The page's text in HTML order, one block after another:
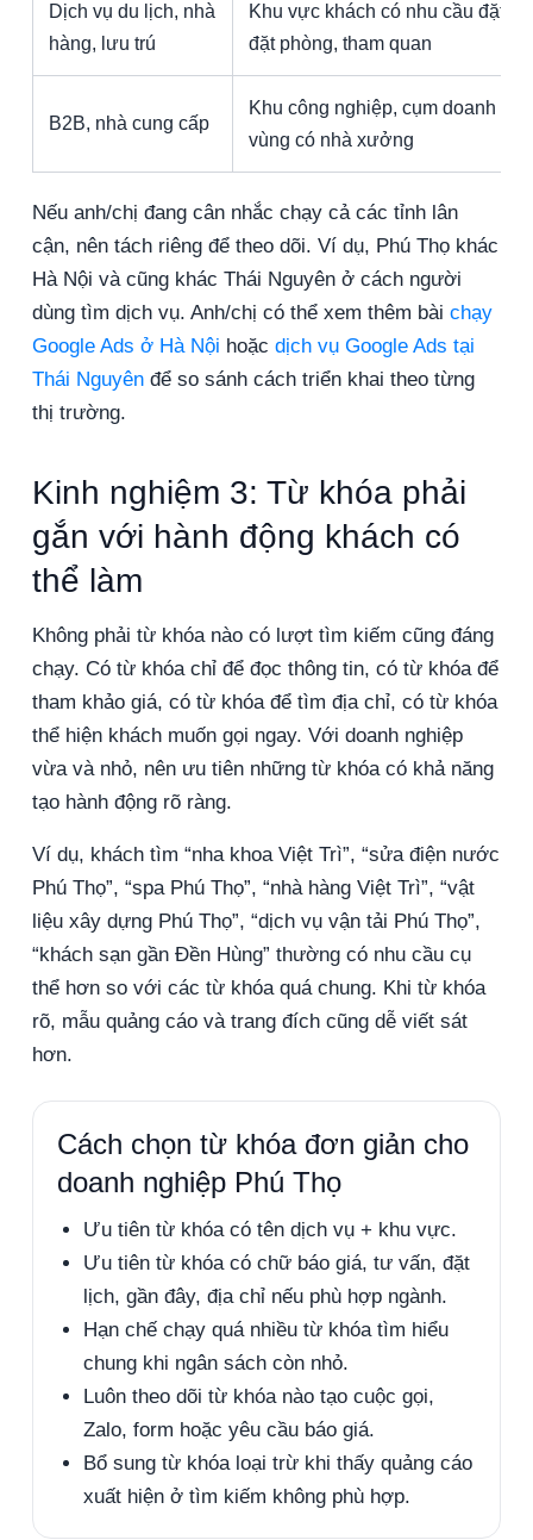
Dịch vụ du lịch, nhà
hàng, lưu trú
Khu vực khách có nhu cầu đặt
đặt phòng, tham quan
B2B, nhà cung cấp
Khu công nghiệp, cụm doanh
vùng có nhà xưởng
Nếu anh/chị đang cân nhắc chạy cả các tỉnh lân
cận, nên tách riêng để theo dõi. Ví dụ, Phú Thọ khác
Hà Nội và cũng khác Thái Nguyên ở cách người
dùng tìm dịch vụ. Anh/chị có thể xem thêm bài chạy
Google Ads ở Hà Nội hoặc dịch vụ Google Ads tại
Thái Nguyên để so sánh cách triển khai theo từng
thị trường.
Kinh nghiệm 3: Từ khóa phải
gắn với hành động khách có
thể làm
Không phải từ khóa nào có lượt tìm kiếm cũng đáng
chạy. Có từ khóa chỉ để đọc thông tin, có từ khóa để
tham khảo giá, có từ khóa để tìm địa chỉ, có từ khóa
thể hiện khách muốn gọi ngay. Với doanh nghiệp
vừa và nhỏ, nên ưu tiên những từ khóa có khả năng
tạo hành động rõ ràng.
Ví dụ, khách tìm “nha khoa Việt Trì”, “sửa điện nước
Phú Thọ”, “spa Phú Thọ”, “nhà hàng Việt Trì”, “vật
liệu xây dựng Phú Thọ”, “dịch vụ vận tải Phú Thọ”,
“khách sạn gần Đền Hùng” thường có nhu cầu cụ
thể hơn so với các từ khóa quá chung. Khi từ khóa
rõ, mẫu quảng cáo và trang đích cũng dễ viết sát
hơn.
Cách chọn từ khóa đơn giản cho
doanh nghiệp Phú Thọ
Ưu tiên từ khóa có tên dịch vụ + khu vực.
Ưu tiên từ khóa có chữ báo giá, tư vấn, đặt
lịch, gần đây, địa chỉ nếu phù hợp ngành.
Hạn chế chạy quá nhiều từ khóa tìm hiểu
chung khi ngân sách còn nhỏ.
Luôn theo dõi từ khóa nào tạo cuộc gọi,
Zalo, form hoặc yêu cầu báo giá.
Bổ sung từ khóa loại trừ khi thấy quảng cáo
xuất hiện ở tìm kiếm không phù hợp.